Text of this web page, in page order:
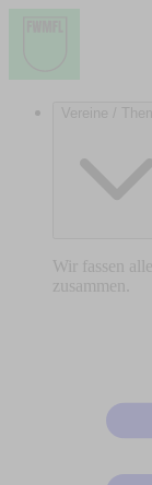
Vereine /
Wir fassen
zusammen.